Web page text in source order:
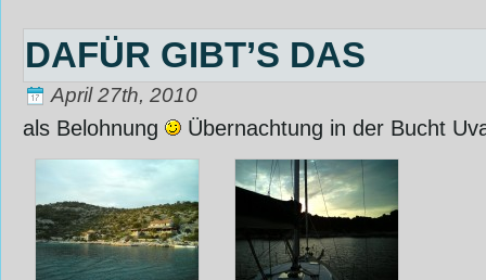
DAFÜR GIBT’S DAS
April 27th, 2010
als Belohnung Übernachtung in der Bucht